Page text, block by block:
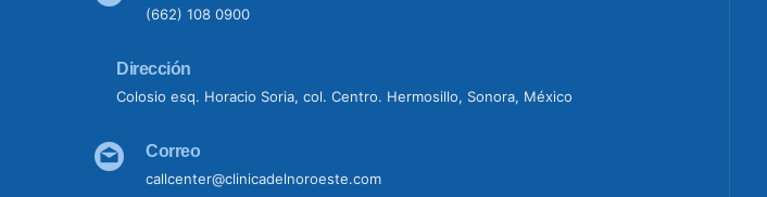
(662) 108 0900
Dirección
Colosio esq. Horacio Soria, col. Centro. Hermosillo, Sonora, México
Correo
callcenter@clinicadelnoroeste.com